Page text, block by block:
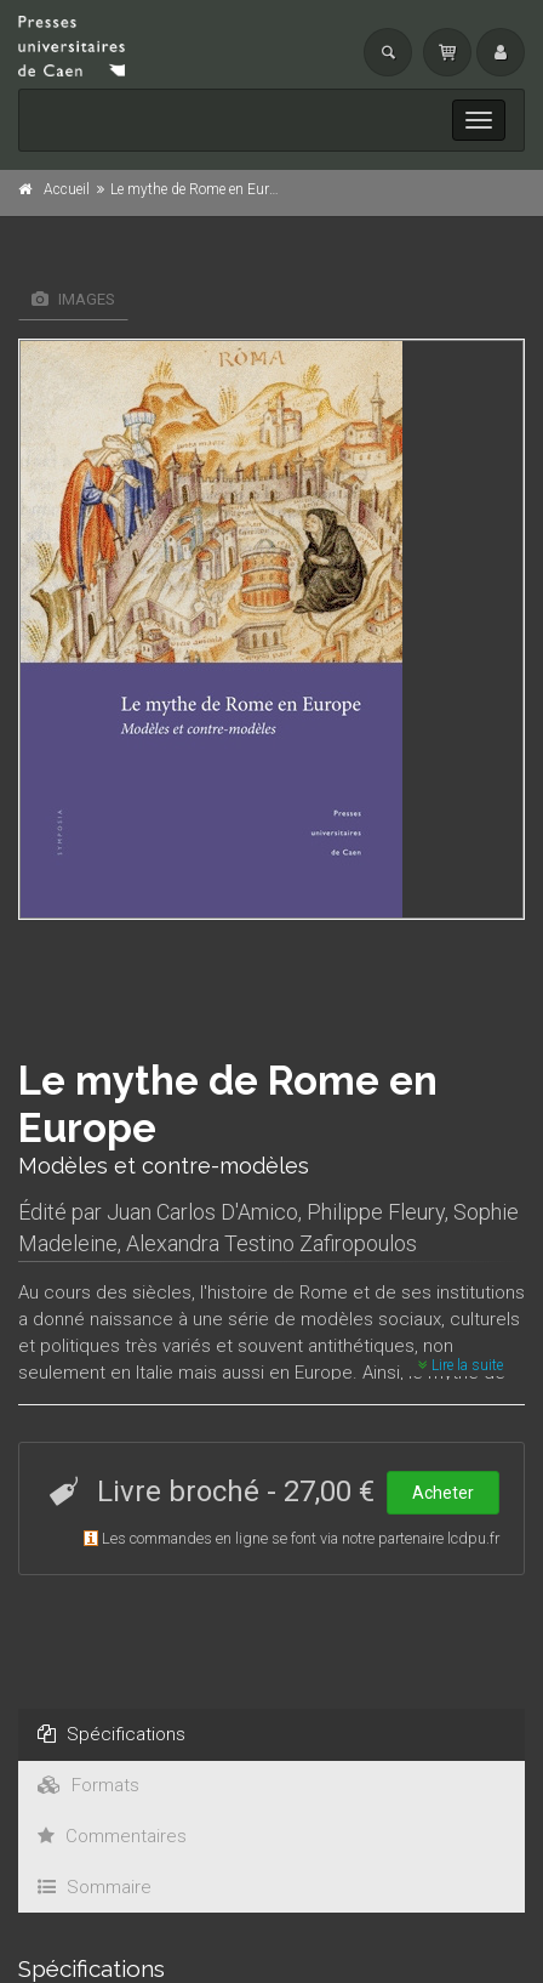
Toggle
Accueil Le mythe de Rome en Europe
IMAGES
Le mythe de Rome en
Europe
Modèles et contre-modèles
Édité par Juan Carlos D'Amico, Philippe Fleury, Sophie
Madeleine, Alexandra Testino Zafiropoulos
Au cours des siècles, l'histoire de Rome et de ses institutions
a donné naissance à une série de modèles sociaux, culturels
et politiques très variés et souvent antithétiques, non
seulement en Italie mais aussi en Europe. Ainsi, le mythe de
Rome a traversé le temps, entre approbations enthousiastes
d’éventuelles révolutions ou pour de nouvelles formes
d’empire. Les communications présentes dans ce volume
visent à dégager, dans un certain nombre de pays
Lire la suite
Livre broché - 27,00 € Acheter
Les commandes en ligne se font via notre partenaire lcdpu.fr
Spécifications
Formats
Commentaires
Sommaire
Spécifications